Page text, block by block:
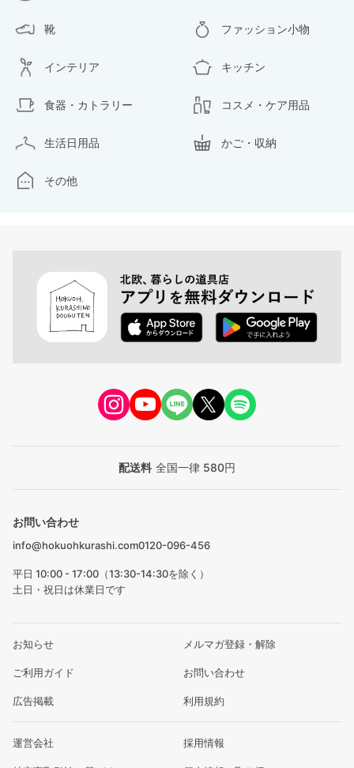
靴 ファッション小物
インテリア キッチン
食器・カトラリー コスメ・ケア用品
生活日用品 かご・収納
その他
配送料 全国一律 580円
お問い合わせ
info@hokuohkurashi.com0120-096-456
平日 10:00 - 17:00（13:30-14:30を除く）
土日・祝日は休業日です
お知らせ メルマガ登録・解除
ご利用ガイド お問い合わせ
広告掲載 利用規約
運営会社 採用情報